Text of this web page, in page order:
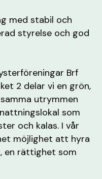
med stabil och
styrelse och god
Brf
2 delar vi en grön,
utrymmen
som
och kalas. I vår
möjlighet att hyra
en rättighet som